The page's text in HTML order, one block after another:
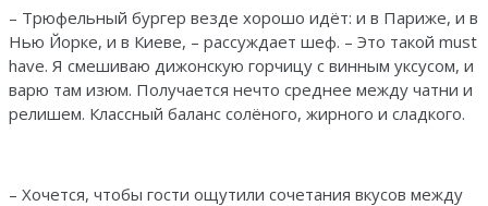
– Трюфельный бургер везде хорошо идёт: и в Париже, и в
Нью Йорке, и в Киеве, – рассуждает шеф. – Это такой must
have. Я смешиваю дижонскую горчицу с винным уксусом, и
варю там изюм. Получается нечто среднее между чатни и
релишем. Классный баланс солёного, жирного и сладкого.
– Хочется, чтобы гости ощутили сочетания вкусов между